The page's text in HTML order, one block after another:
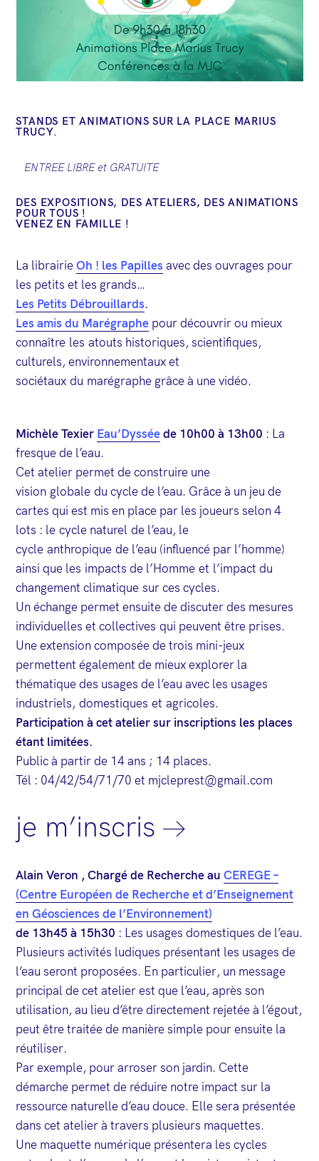
STANDS ET ANIMATIONS SUR LA PLACE MARIUS
TRUCY.
ENTREE LIBRE et GRATUITE
DES EXPOSITIONS, DES ATELIERS, DES ANIMATIONS
POUR TOUS !
VENEZ EN FAMILLE !
La librairieOh ! les Papilles avec des ouvrages pour
les petits et les grands…
Les Petits Débrouillards.
Les amis du Marégraphe pour découvrir ou mieux
connaître les atouts historiques, scientifiques,
culturels, environnementaux et
sociétaux du marégraphe grâce à une vidéo.
Michèle Texier Eau’Dyssée de 10h00 à 13h00 : La
fresque de l’eau.
Cet atelier permet de construire une
vision globale du cycle de l’eau. Grâce à un jeu de
cartes qui est mis en place par les joueurs selon 4
lots : le cycle naturel de l’eau, le
cycle anthropique de l’eau (influencé par l’homme)
ainsi que les impacts de l’Homme et l’impact du
changement climatique sur ces cycles.
Un échange permet ensuite de discuter des mesures
individuelles et collectives qui peuvent être prises.
Une extension composée de trois mini-jeux
permettent également de mieux explorer la
thématique des usages de l’eau avec les usages
industriels, domestiques et agricoles.
Participation à cet atelier sur inscriptions les places
étant limitées.
Public à partir de 14 ans ; 14 places.
Tél : 04/42/54/71/70 et mjcleprest@gmail.com
je m’inscris
Alain Veron , Chargé de Recherche auCEREGE –
(Centre Européen de Recherche et d’Enseignement
en Géosciences de l’Environnement)
de 13h45 à 15h30 : Les usages domestiques de l’eau.
Plusieurs activités ludiques présentant les usages de
l’eau seront proposées. En particulier, un message
principal de cet atelier est que l’eau, après son
utilisation, au lieu d’être directement rejetée à l’égout,
peut être traitée de manière simple pour ensuite la
réutiliser.
Par exemple, pour arroser son jardin. Cette
démarche permet de réduire notre impact sur la
ressource naturelle d’eau douce. Elle sera présentée
dans cet atelier à travers plusieurs maquettes.
Une maquette numérique présentera les cycles